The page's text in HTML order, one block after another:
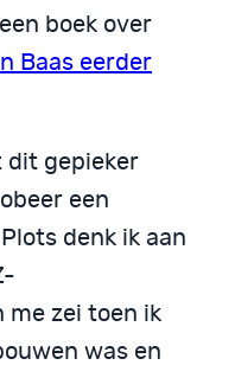
boek over
Baas eerder
dit gepieker
een
denk ik aan
me zei toen ik
was en